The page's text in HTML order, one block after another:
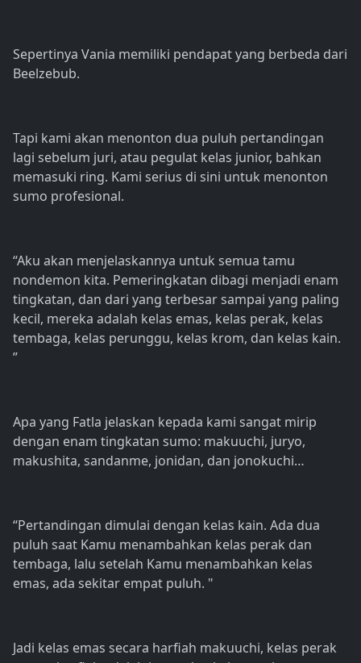
Sepertinya Vania memiliki pendapat yang berbeda dari
Beelzebub.
Tapi kami akan menonton dua puluh pertandingan
lagi sebelum juri, atau pegulat kelas junior, bahkan
memasuki ring. Kami serius di sini untuk menonton
sumo profesional.
“Aku akan menjelaskannya untuk semua tamu
nondemon kita. Pemeringkatan dibagi menjadi enam
tingkatan, dan dari yang terbesar sampai yang paling
kecil, mereka adalah kelas emas, kelas perak, kelas
tembaga, kelas perunggu, kelas krom, dan kelas kain.
”
Apa yang Fatla jelaskan kepada kami sangat mirip
dengan enam tingkatan sumo: makuuchi, juryo,
makushita, sandanme, jonidan, dan jonokuchi…
“Pertandingan dimulai dengan kelas kain. Ada dua
puluh saat Kamu menambahkan kelas perak dan
tembaga, lalu setelah Kamu menambahkan kelas
emas, ada sekitar empat puluh. "
Jadi kelas emas secara harfiah makuuchi, kelas perak